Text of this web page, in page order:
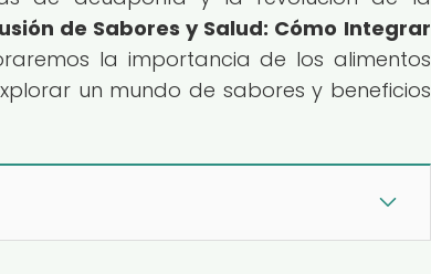
de Sabores y Salud: Cómo Integrar
la importancia de los alimentos
un mundo de sabores y beneficios